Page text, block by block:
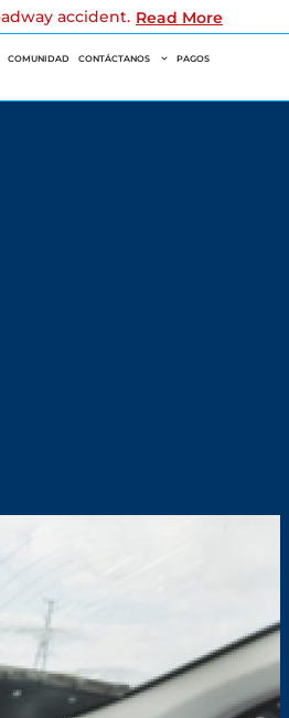
accident. Read More
COMUNIDAD CONTÁCTANOS PAGOS